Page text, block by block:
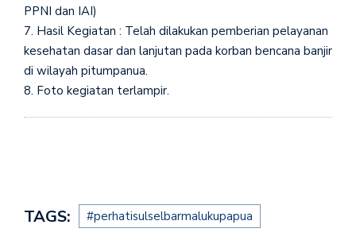
PPNI dan IAI)
7. Hasil Kegiatan : Telah dilakukan pemberian pelayanan
kesehatan dasar dan lanjutan pada korban bencana banjir
di wilayah pitumpanua.
8. Foto kegiatan terlampir.
TAGS: #perhatisulselbarmalukupapua